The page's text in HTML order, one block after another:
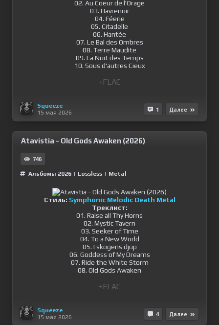
02. Au Coeur de l'Orage
03. Havrenoir
04. Féerie
05. Citadelle
06. Hantée
07. Le Bal des Ombres
08. Terre Maudite
09. La Nuit des Temps
10. Sous d'autres Cieux
+FLAC
Squeeze
15 мая 2026
1 Далее
Atavistia - Old Gods Awaken (2026)
746
Альбомы 2026 | Lossless | Metal
Стиль: Symphonic Melodic Death Metal
Треклист:
01. Raise all Thy Horns
02. Mystic Tavern
03. Seeker of Time
04. To a New World
05. I skogens djup
06. Goddess of My Dreams
07. Ride the White Storm
08. Old Gods Awaken
+FLAC
Squeeze
15 мая 2026
4 Далее